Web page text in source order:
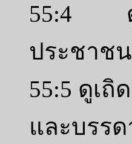
55:4 ดู
ประชาช
55:5 ดูเถิ
และบรร